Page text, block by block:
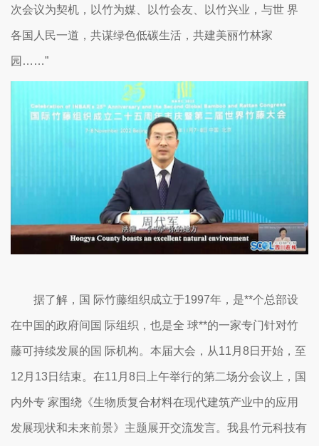
次会议为契机，以竹为媒、以竹会友、以竹兴业，与世 界
各国人民一道，共谋绿色低碳生活，共建美丽竹林家
园……”
据了解，国 际竹藤组织成立于1997年，是**个总部设
在中国的政府间国 际组织，也是全 球**的一家专门针对竹
藤可持续发展的国 际机构。本届大会，从11月8日开始，至
12月13日结束。在11月8日上午举行的第二场分会议上，国
内外专 家围绕《生物质复合材料在现代建筑产业中的应用
发展现状和未来前景》主题展开交流发言。我县竹元科技有